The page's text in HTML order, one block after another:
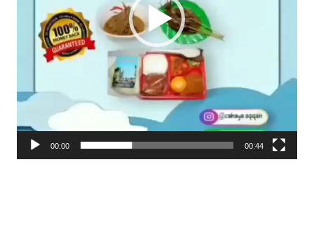
00:00 00:44